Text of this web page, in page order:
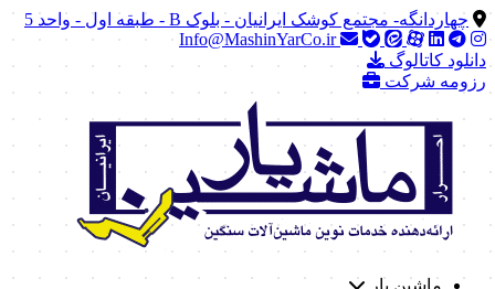
چهاردانگه- مجتمع کوشک ایرانیان - بلوک B - طبقه اول - واحد 5
Info@MashinYarCo.ir
دانلود کاتالوگ
رزومه شرکت
ماشین یار